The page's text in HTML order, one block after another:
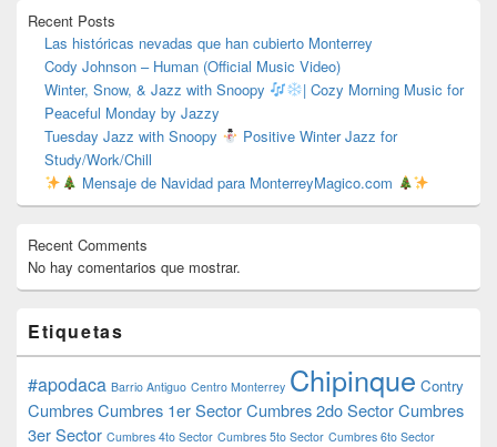
Recent Posts
Las históricas nevadas que han cubierto Monterrey
Cody Johnson – Human (Official Music Video)
Winter, Snow, & Jazz with Snoopy
| Cozy Morning Music for
Peaceful Monday by Jazzy
Tuesday Jazz with Snoopy
Positive Winter Jazz for
Study/Work/Chill
Mensaje de Navidad para MonterreyMagico.com
Recent Comments
No hay comentarios que mostrar.
Etiquetas
#apodaca Barrio Antiguo Centro Monterrey Chipinque Contry
CumbresCumbres 1er SectorCumbres 2do SectorCumbres
3er Sector Cumbres 4to Sector Cumbres 5to Sector Cumbres 6to Sector